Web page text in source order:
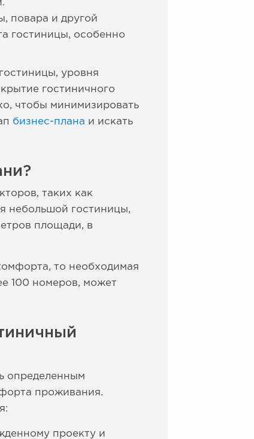
повара и другой
гостиницы, особенно
уровня
гостиничного
чтобы минимизировать
бизнес-плана и искать
таких как
небольшой гостиницы,
площади, в
то необходимая
100 номеров, может
определенным
проживания.
проекту и